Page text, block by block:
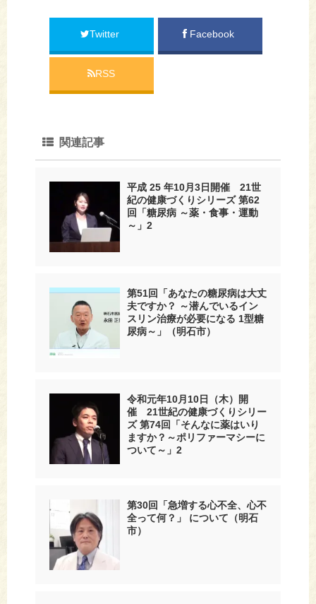
Twitter Facebook
RSS
関連記事
平成 25 年10月3日開催 21世
紀の健康づくりシリーズ 第62
回「糖尿病 ～薬・食事・運動
～」2
第51回「あなたの糖尿病は大丈
夫ですか？ ～潜んでいるイン
スリン治療が必要になる 1型糖
尿病～」（明石市）
令和元年10月10日（木）開
催 21世紀の健康づくりシリー
ズ 第74回「そんなに薬はいり
ますか？～ポリファーマシーに
ついて～」2
第30回「急増する心不全、心不
全って何？」 について（明石
市）